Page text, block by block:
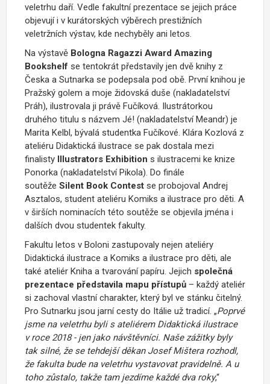
veletrhu daří. Vedle fakultní prezentace se jejich práce
objevují i v kurátorských výběrech prestižních
veletržních výstav, kde nechyběly ani letos.
Na výstavě Bologna Ragazzi Award Amazing
Bookshelf se tentokrát představily jen dvě knihy z
Česka a Sutnarka se podepsala pod obě. První knihou je
Pražský golem a moje židovská duše (nakladatelství
Práh), ilustrovala ji právě Fučíková. Ilustrátorkou
druhého titulu s názvem Jé! (nakladatelství Meandr) je
Marita Kelbl, bývalá studentka Fučíkové. Klára Kozlová z
ateliéru Didaktická ilustrace se pak dostala mezi
finalisty Illustrators Exhibition s ilustracemi ke knize
Ponorka (nakladatelství Pikola). Do finále
soutěže Silent Book Contest se probojoval Andrej
Asztalos, student ateliéru Komiks a ilustrace pro děti. A
v širších nominacích této soutěže se objevila jména i
dalších dvou studentek fakulty.
Fakultu letos v Boloni zastupovaly nejen ateliéry
Didaktická ilustrace a Komiks a ilustrace pro děti, ale
také ateliér Kniha a tvarování papíru. Jejich společná
prezentace představila mapu přístupů – každý ateliér
si zachoval vlastní charakter, který byl ve stánku čitelný.
Pro Sutnarku jsou jarní cesty do Itálie už tradicí. „Poprvé
jsme na veletrhu byli s ateliérem Didaktická ilustrace
v roce 2018 - jen jako návštěvníci. Naše zážitky byly
tak silné, že se tehdejší děkan Josef Mištera rozhodl,
že fakulta bude na veletrhu vystavovat pravidelně. A u
toho zůstalo, takže tam jezdíme každé dva roky,“